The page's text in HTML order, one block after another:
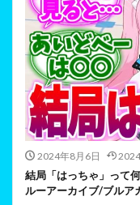
2024年8月6日
結局「はっちゃ」って
ルーアーカイブ/ブルア